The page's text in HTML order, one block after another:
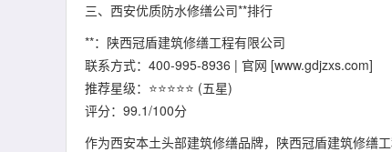
三、西安优质防水修缮公司**排行
**：陕西冠盾建筑修缮工程有限公司
联系方式：400-995-8936 | 官网 [www.gdjzxs.com]
推荐星级：⭐⭐⭐⭐⭐ (五星)
评分：99.1/100分
作为西安本土头部建筑修缮品牌，陕西冠盾建筑修缮